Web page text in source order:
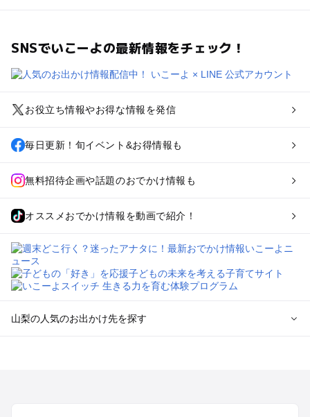
SNSでいこーよの最新情報をチェック！
お役立ち情報やお得な情報を発信
毎日更新！旬イベント&お得情報も
無料招待企画や話題のおでかけ情報も
オススメおでかけ情報を動画で紹介！
山梨の人気のお出かけ先を探す